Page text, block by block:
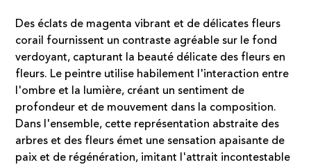
Des éclats de magenta vibrant et de délicates fleurs
corail fournissent un contraste agréable sur le fond
verdoyant, capturant la beauté délicate des fleurs en
fleurs. Le peintre utilise habilement l'interaction entre
l'ombre et la lumière, créant un sentiment de
profondeur et de mouvement dans la composition.
Dans l'ensemble, cette représentation abstraite des
arbres et des fleurs émet une sensation apaisante de
paix et de régénération, imitant l'attrait incontestable